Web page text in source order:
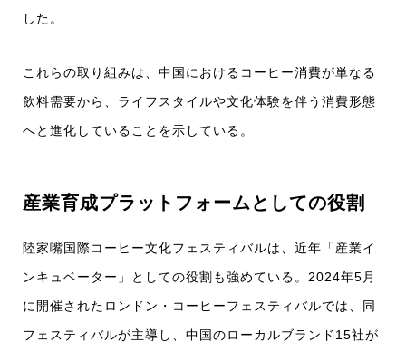
した。
これらの取り組みは、中国におけるコーヒー消費が単なる
飲料需要から、ライフスタイルや文化体験を伴う消費形態
へと進化していることを示している。
産業育成プラットフォームとしての役割
陸家嘴国際コーヒー文化フェスティバルは、近年「産業イ
ンキュベーター」としての役割も強めている。2024年5月
に開催されたロンドン・コーヒーフェスティバルでは、同
フェスティバルが主導し、中国のローカルブランド15社が